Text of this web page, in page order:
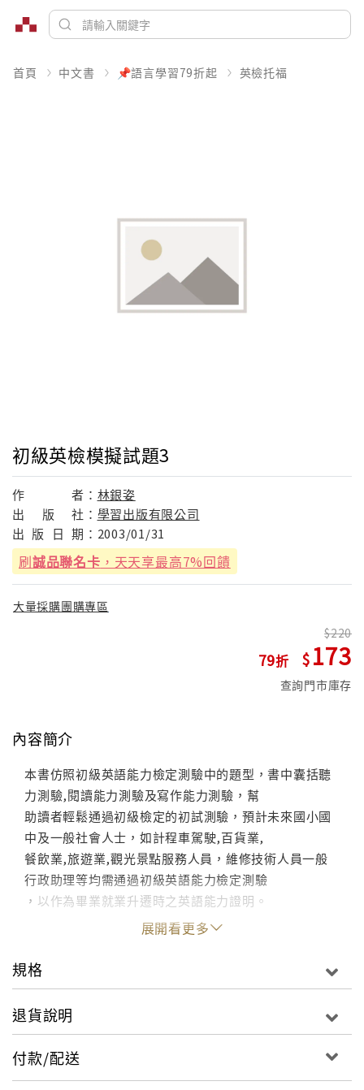
首頁 中文書 📌語言學習79折起 英檢托福
初級英檢模擬試題3
作 者： 林銀姿
出
版 社： 學習出版有限公司
出 版 日 期： 2003/01/31
刷誠品聯名卡 ，天天享最高7%回饋
大量採購團購專區
79
220
173
查詢門市庫存
內容簡介
本書仿照初級英語能力檢定測驗中的題型，書中囊括聽
力測驗,閱讀能力測驗及寫作能力測驗，幫
助讀者輕鬆通過初級檢定的初試測驗，預計未來國小國
中及一般社會人士，如計程車駕駛,百貨業,
餐飲業,旅遊業,觀光景點服務人員，維修技術人員一般
行政助理等均需通過初級英語能力檢定測驗
，以作為畢業就業升遷時之英語能力證明。
展開看更多
規格
退貨說明
付款/配送